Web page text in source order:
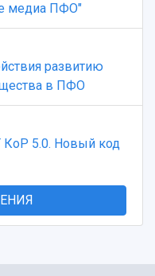
медиа ПФО"
развитию
в ПФО
5.0. Новый код